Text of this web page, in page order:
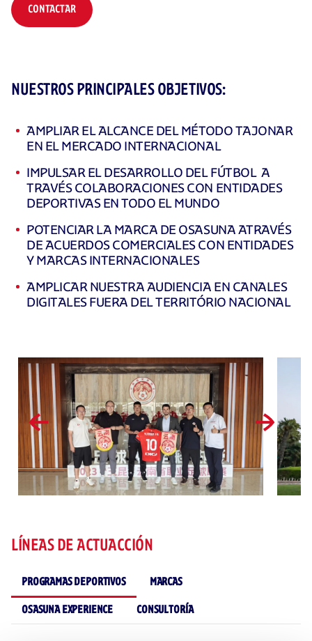
CONTACTAR
NUESTROS PRINCIPALES OBJETIVOS:
AMPLIAR EL ALCANCE DEL MÉTODO TAJONAR
EN EL MERCADO INTERNACIONAL
IMPULSAR EL DESARROLLO DEL FÚTBOL A
TRAVÉS COLABORACIONES CON ENTIDADES
DEPORTIVAS EN TODO EL MUNDO
POTENCIAR LA MARCA DE OSASUNA ATRAVÉS
DE ACUERDOS COMERCIALES CON ENTIDADES
Y MARCAS INTERNACIONALES
AMPLICAR NUESTRA AUDIENCIA EN CANALES
DIGITALES FUERA DEL TERRITÓRIO NACIONAL
LÍNEAS DE ACTUACCIÓN
PROGRAMAS DEPORTIVOS MARCAS
OSASUNA EXPERIENCE CONSULTORÍA